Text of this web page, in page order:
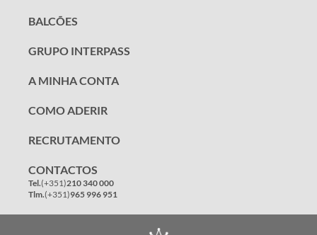
BALCÕES
GRUPO INTERPASS
A MINHA CONTA
COMO ADERIR
RECRUTAMENTO
CONTACTOS
Tel.(+351)210 340 000
Tlm.(+351)965 996 951